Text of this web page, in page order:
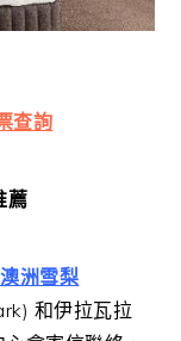
查詢
薦
洲雪梨
和伊拉瓦拉